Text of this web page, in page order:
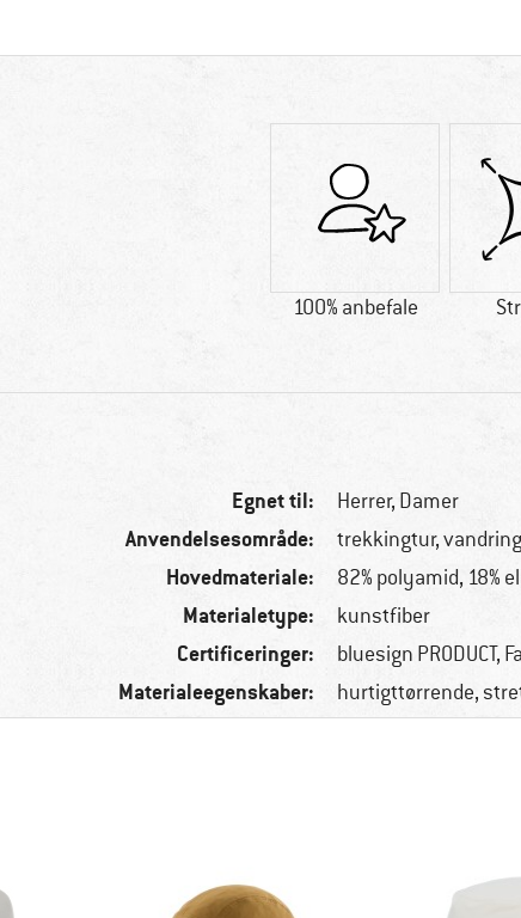
100% anbefale
Egnet til: Herrer, Damer
Anvendelsesområde: trekkingtur, vandring
Hovedmateriale: 82% polyamid, 18%
Materialetype: kunstfiber
Certificeringer: bluesign PRODUCT,
Materialeegenskaber: hurtigttørrende,